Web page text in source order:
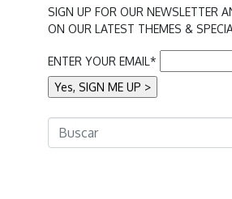
SIGN UP FOR OUR NEWSLETTER
ON OUR LATEST THEMES &
ENTER YOUR EMAIL*